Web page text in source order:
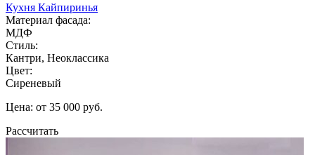
Кухня Кайпиринья
Материал фасада:
МДФ
Стиль:
Кантри, Неоклассика
Цвет:
Сиреневый
Цена: от 35 000 руб.
Рассчитать